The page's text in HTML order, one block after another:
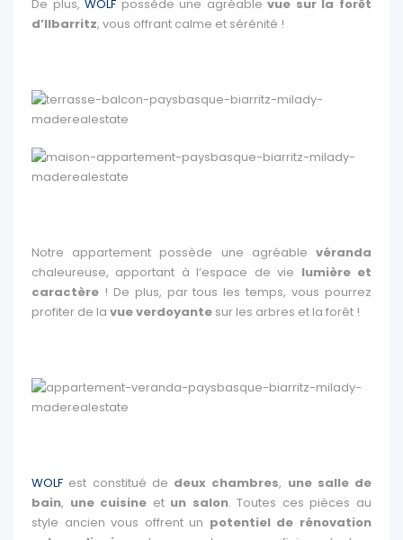
De plus,WOLF possède une agréablevue sur la forêt
d’Ilbarritz, vous offrant calme et sérénité !
Notre appartement possède une agréable véranda
chaleureuse, apportant à l’espace de vie lumière et
caractère ! De plus, par tous les temps, vous pourrez
profiter de la vue verdoyante sur les arbres et la forêt !
WOLF est constitué de deux chambres, une salle de
bain, une cuisine et un salon. Toutes ces pièces au
style ancien vous offrent un potentiel de rénovation